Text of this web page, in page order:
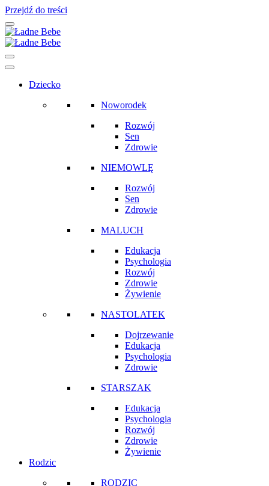
Przejdź do treści
Main
Navigation
Dziecko
Noworodek
Rozwój
Sen
Zdrowie
NIEMOWLĘ
Rozwój
Sen
Zdrowie
MALUCH
Edukacja
Psychologia
Rozwój
Zdrowie
Żywienie
NASTOLATEK
Dojrzewanie
Edukacja
Psychologia
Zdrowie
STARSZAK
Edukacja
Psychologia
Rozwój
Zdrowie
Żywienie
Rodzic
RODZIC